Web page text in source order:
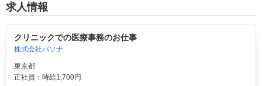
求人情報
クリニックでの医療事務のお仕事
株式会社パソナ
東京都
正社員：時給1,700円